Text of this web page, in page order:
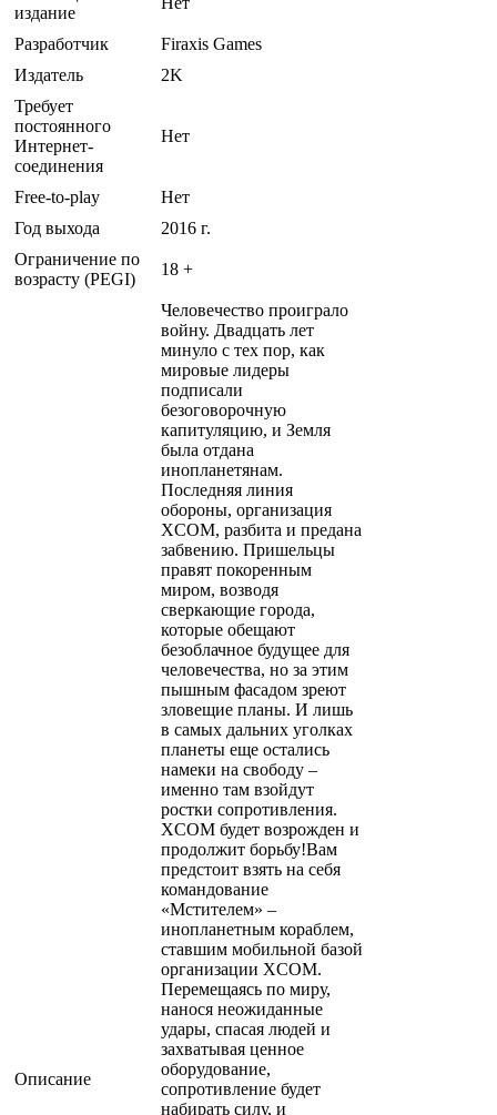
издание
Разработчик
Firaxis Games
Издатель
2K
Требует
постоянного
Интернет-
соединения
Нет
Free-to-play
Нет
Год выхода
2016 г.
Ограничение по
возрасту (PEGI)
18 +
Описание
Человечество проиграло
войну. Двадцать лет
минуло с тех пор, как
мировые лидеры
подписали
безоговорочную
капитуляцию, и Земля
была отдана
инопланетянам.
Последняя линия
обороны, организация
XCOM, разбита и предана
забвению. Пришельцы
правят покоренным
миром, возводя
сверкающие города,
которые обещают
безоблачное будущее для
человечества, но за этим
пышным фасадом зреют
зловещие планы. И лишь
в самых дальних уголках
планеты еще остались
намеки на свободу –
именно там взойдут
ростки сопротивления.
XCOM будет возрожден и
продолжит борьбу!Вам
предстоит взять на себя
командование
«Мстителем» –
инопланетным кораблем,
ставшим мобильной базой
организации XCOM.
Перемещаясь по миру,
нанося неожиданные
удары, спасая людей и
захватывая ценное
оборудование,
сопротивление будет
набирать силу, и